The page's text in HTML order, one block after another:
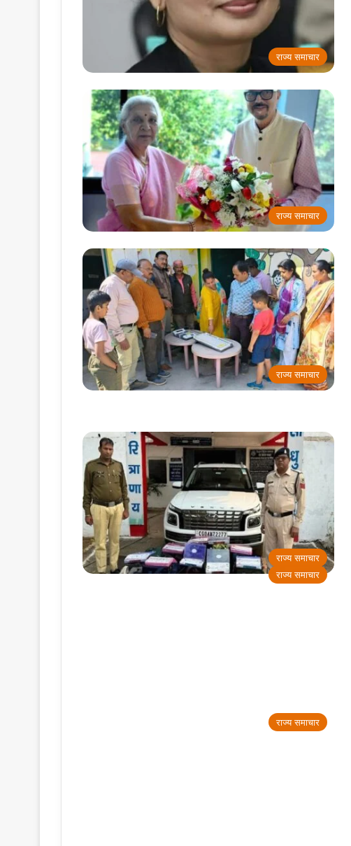
राज्य समाचार
राज्य समाचार
राज्य समाचार
राज्य समाचार
राज्य समाचार
राज्य समाचार